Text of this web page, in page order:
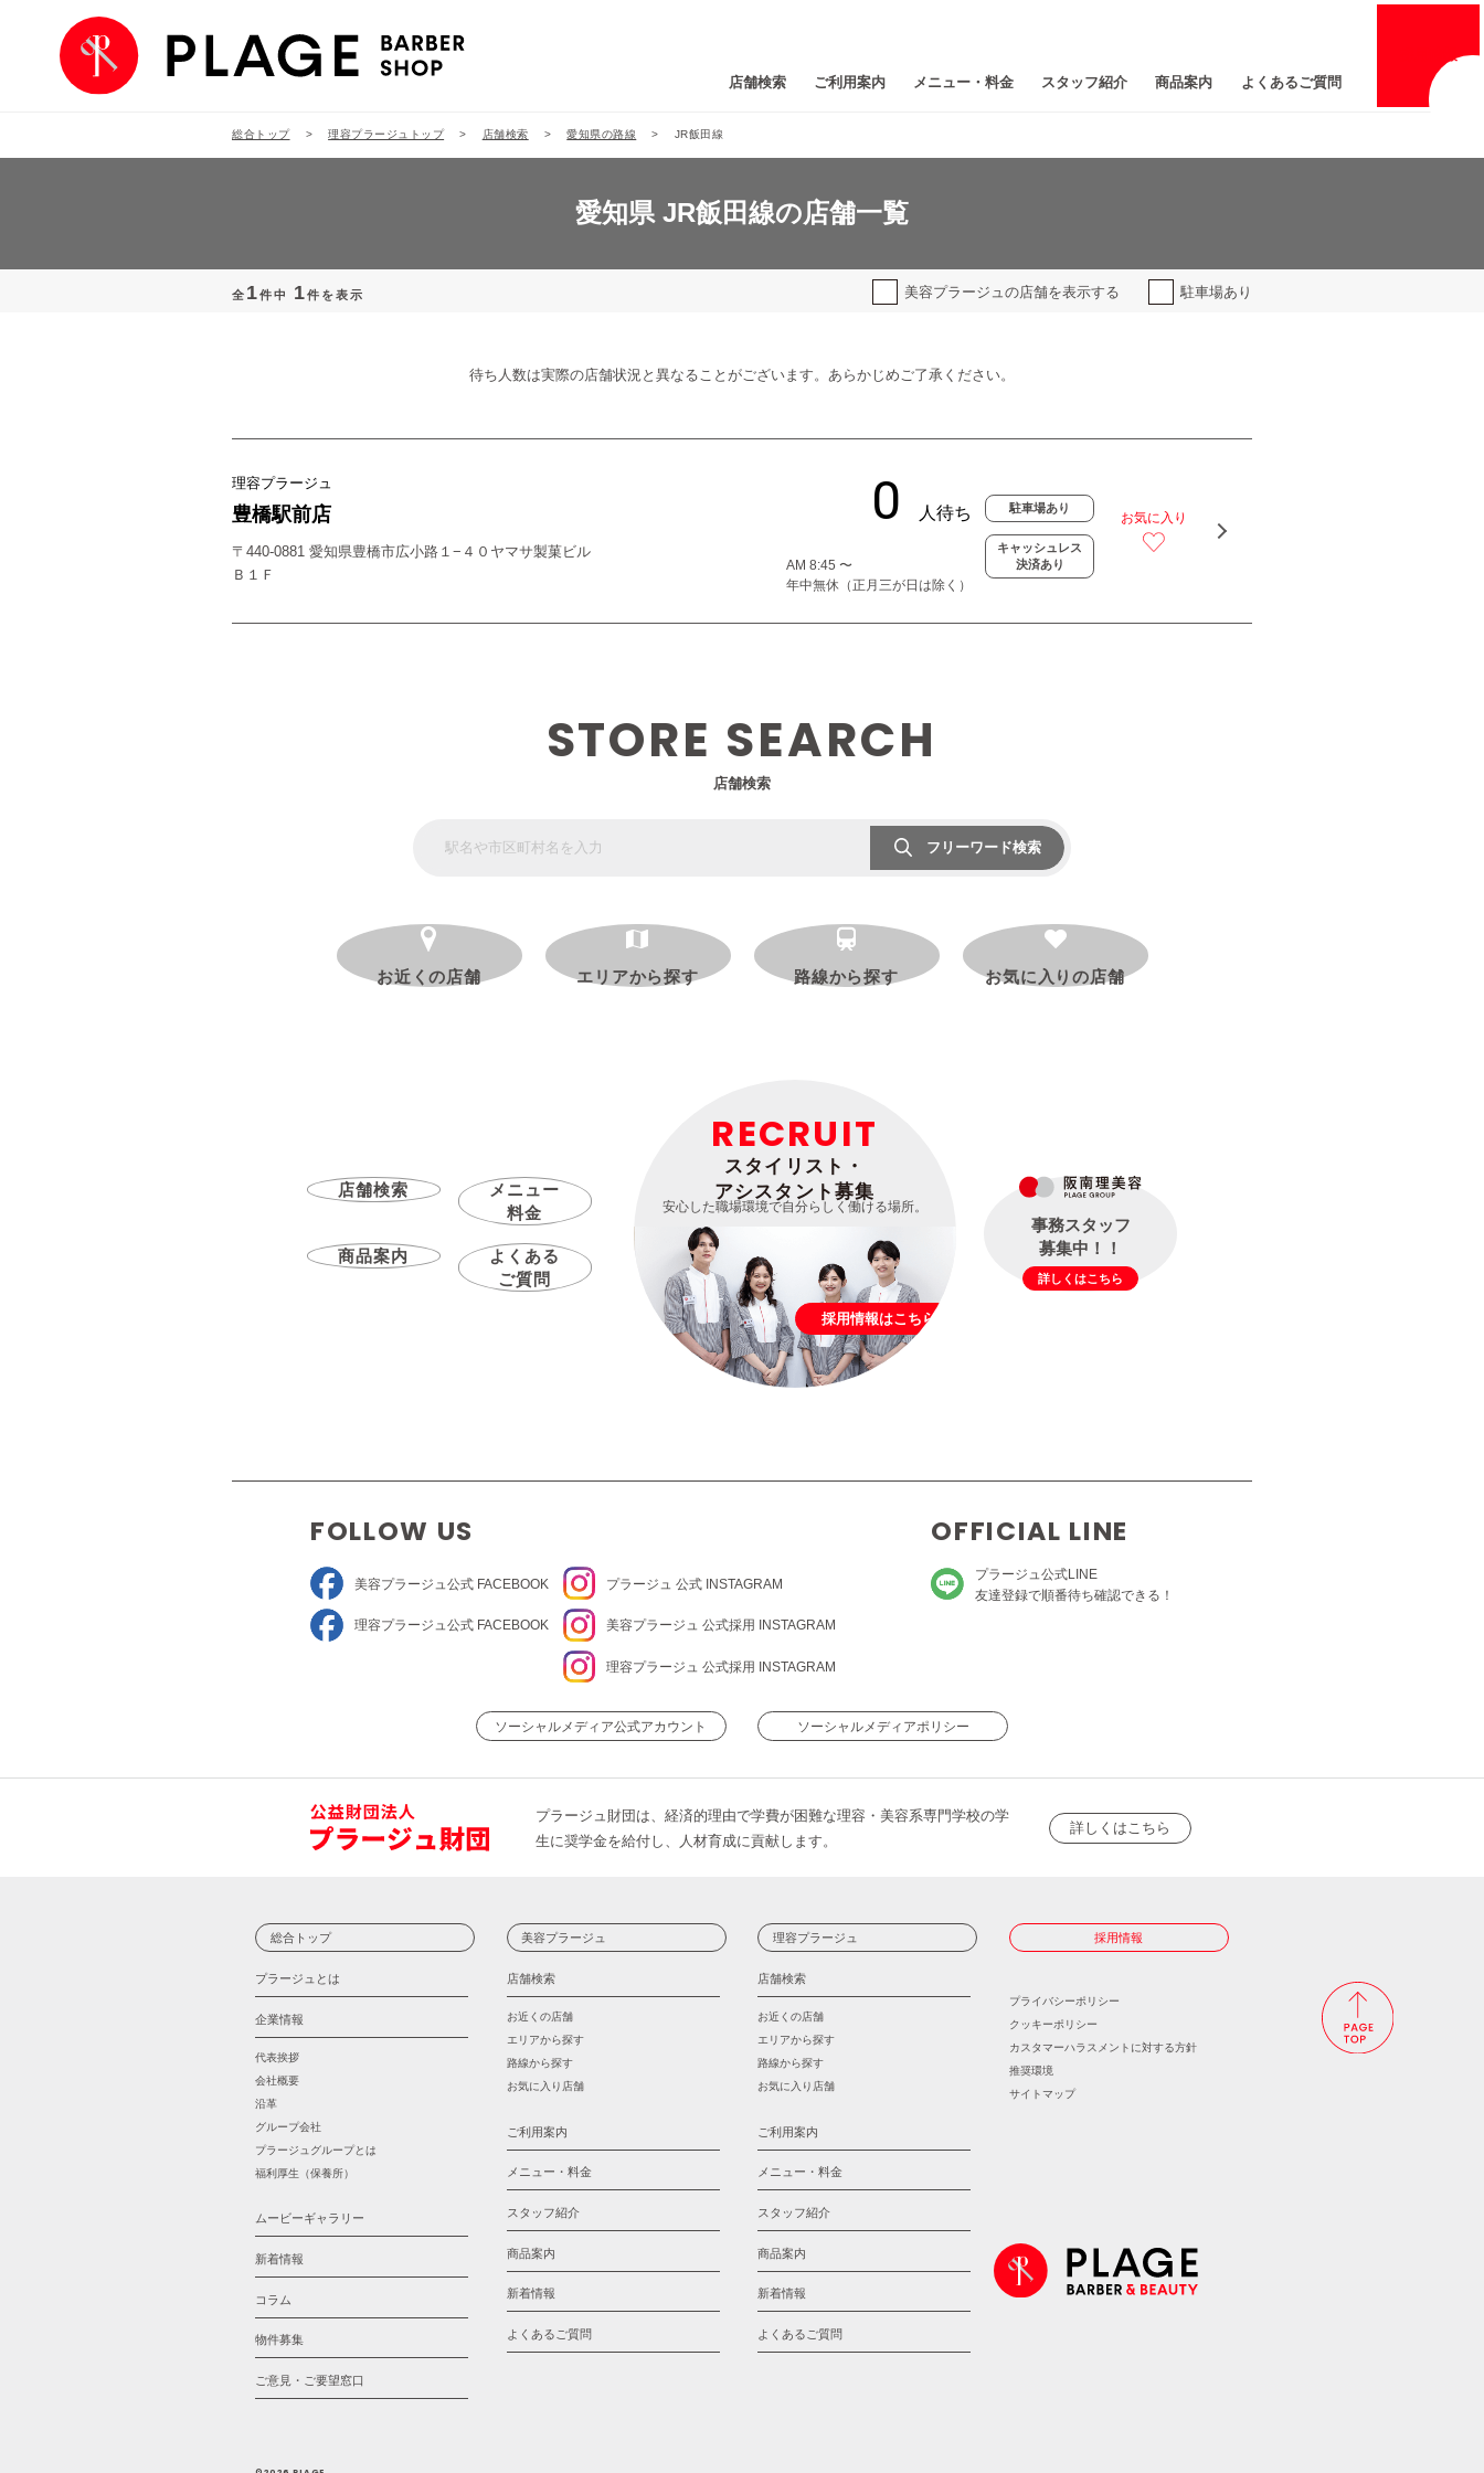
情報
店舗検索 ご利用案内 メニュー・料金 スタッフ紹介 商品案内 よくあるご質問
総合トップ 理容プラージュトップ 店舗検索 愛知県の路線 JR飯田線
愛知県 JR飯田線の店舗一覧
全 1件中 1件を表示 美容プラージュの店舗を表示する 駐車場あり
待ち人数は実際の店舗状況と異なることがございます。あらかじめご了承ください。
理容プラージュ
豊橋駅前店
〒440-0881 愛知県豊橋市広小路１−４０ヤマサ製菓ビル
Ｂ１Ｆ
AM 8:45 〜
年中無休（正月三が日は除く）
駐車場あり
キャッシュレス
決済あり
お気に入り
STORE SEARCH
店舗検索
フリーワード検索
お近くの店舗 エリアから探す 路線から探す お気に入りの店舗
店舗検索
メニュー
料金
商品案内
よくある
ご質問
RECRUIT
スタイリスト・
アシスタント募集
安心した職場環境で自分らしく働ける場所。
採用情報はこちら
事務スタッフ
募集中！！
詳しくはこちら
FOLLOW US
美容プラージュ 公式 FACEBOOK
理容プラージュ 公式 FACEBOOK
プラージュ公式 INSTAGRAM
美容プラージュ 公式採用 INSTAGRAM
理容プラージュ 公式採用 INSTAGRAM
OFFICIAL LINE
プラージュ公式LINE
友達登録で順番待ち確認できる！
ソーシャルメディア公式アカウント ソーシャルメディアポリシー
プラージュ財団は、経済的理由で学費が困難な理容・美容系専門学校の学
生に奨学金を給付し、人材育成に貢献します。
詳しくはこちら
総合トップ
プラージュとは
企業情報
代表挨拶
会社概要
沿革
グループ会社
プラージュグループとは
福利厚生（保養所）
ムービーギャラリー
新着情報
コラム
物件募集
ご意見・ご要望窓口
美容プラージュ
店舗検索
お近くの店舗
エリアから探す
路線から探す
お気に入り店舗
ご利用案内
メニュー・料金
スタッフ紹介
商品案内
新着情報
よくあるご質問
理容プラージュ
店舗検索
お近くの店舗
エリアから探す
路線から探す
お気に入り店舗
ご利用案内
メニュー・料金
スタッフ紹介
商品案内
新着情報
よくあるご質問
採用情報
プライバシーポリシー
クッキーポリシー
カスタマーハラスメントに対する方針
推奨環境
サイトマップ